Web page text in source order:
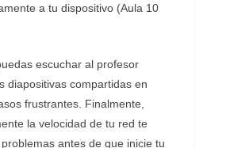
a tu dispositivo (Aula 10
escuchar al profesor
diapositivas compartidas en
frustrantes. Finalmente,
la velocidad de tu red te
antes de que inicie tu